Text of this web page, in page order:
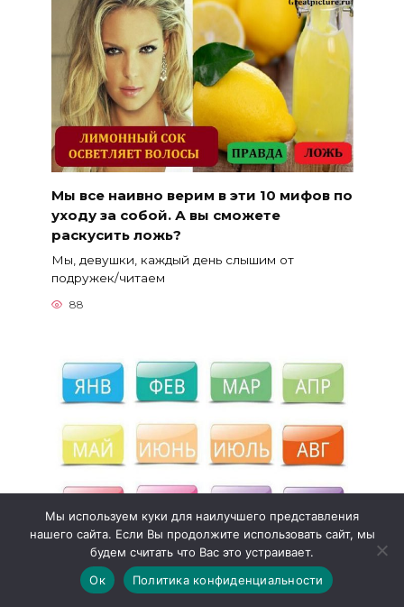
Мы все наивно верим в эти 10 мифов по
уходу за собой. А вы сможете
раскусить ложь?
Мы, девушки, каждый день слышим от
подружек/читаем
88
Говорят что по месяцу рождения
можно узнать о человеке все.
Мы используем куки для наилучшего представления
нашего сайта. Если Вы продолжите использовать сайт, мы
будем считать что Вас это устраивает.
Ок
Политика конфиденциальности